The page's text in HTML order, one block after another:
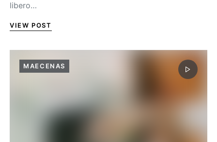
libero…
VIEW POST
MAECENAS